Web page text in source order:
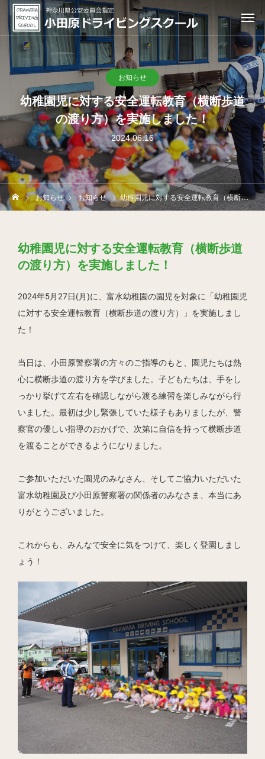
お知らせ
幼稚園児に対する安全運転教育（横断歩道
の渡り方）を実施しました！
2024.06.16
お知らせ お知らせ 幼稚園児に対する安全運転教育（横断歩道の渡り方）を実施しました！
幼稚園児に対する安全運転教育（横断歩道
の渡り方）を実施しました！
2024年5月27日(月)に、富水幼稚園の園児を対象に「幼稚園児
に対する安全運転教育（横断歩道の渡り方）」を実施しまし
た！
当日は、小田原警察署の方々のご指導のもと、園児たちは熱
心に横断歩道の渡り方を学びました。子どもたちは、手をし
っかり挙げて左右を確認しながら渡る練習を楽しみながら行
いました。最初は少し緊張していた様子もありましたが、警
察官の優しい指導のおかげで、次第に自信を持って横断歩道
を渡ることができるようになりました。
ご参加いただいた園児のみなさん、そしてご協力いただいた
富水幼稚園及び小田原警察署の関係者のみなさま、本当にあ
りがとうございました。
これからも、みんなで安全に気をつけて、楽しく登園しまし
ょう！